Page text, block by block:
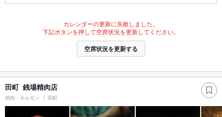
カレンダーの更新に失敗しました。
下記ボタンを押して空席状況を更新してください。
空席状況を更新する
田町 銭場精肉店
焼肉・ホルモン 田町